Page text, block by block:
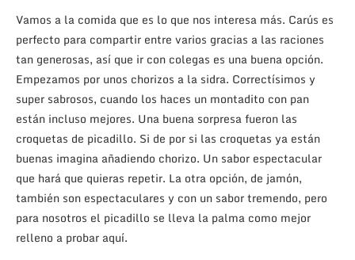
Vamos a la comida que es lo que nos interesa más. Carús es
perfecto para compartir entre varios gracias a las raciones
tan generosas, así que ir con colegas es una buena opción.
Empezamos por unos chorizos a la sidra. Correctísimos y
super sabrosos, cuando los haces un montadito con pan
están incluso mejores. Una buena sorpresa fueron las
croquetas de picadillo. Si de por si las croquetas ya están
buenas imagina añadiendo chorizo. Un sabor espectacular
que hará que quieras repetir. La otra opción, de jamón,
también son espectaculares y con un sabor tremendo, pero
para nosotros el picadillo se lleva la palma como mejor
relleno a probar aquí.